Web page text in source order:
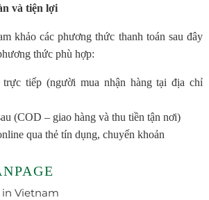
và tiện lợi
khảo các phương thức thanh toán sau đây
thức phù hợp:
trực tiếp (người mua nhận hàng tại địa chỉ
(COD – giao hàng và thu tiền tận nơi)
qua thẻ tín dụng, chuyển khoản
in Vietnam